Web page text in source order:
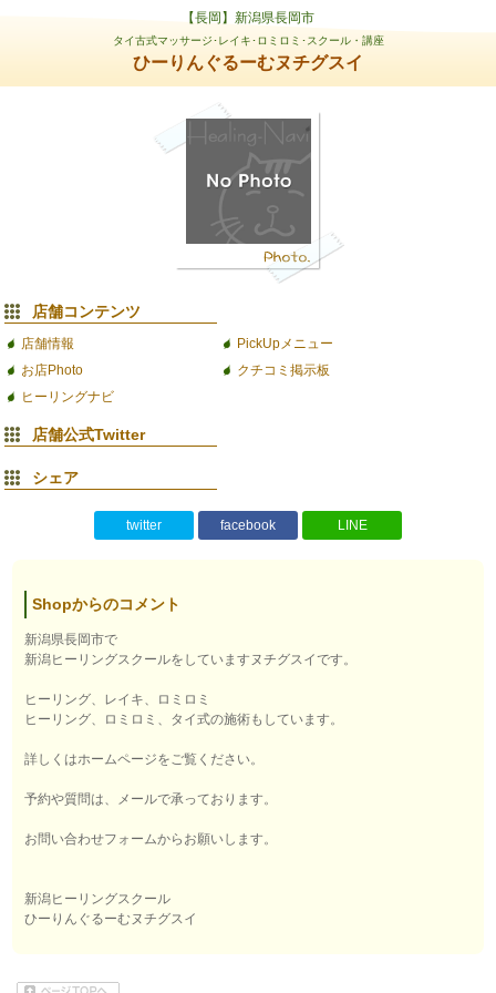
【長岡】新潟県長岡市
タイ古式マッサージ･レイキ･ロミロミ･スクール・講座
ひーりんぐるーむヌチグスイ
店舗コンテンツ
店舗情報
PickUpメニュー
お店Photo
クチコミ掲示板
ヒーリングナビ
店舗公式Twitter
シェア
twitter facebook LINE
Shopからのコメント
新潟県長岡市で
新潟ヒーリングスクールをしていますヌチグスイです。
ヒーリング、レイキ、ロミロミ
ヒーリング、ロミロミ、タイ式の施術もしています。
詳しくはホームページをご覧ください。
予約や質問は、メールで承っております。
お問い合わせフォームからお願いします。
新潟ヒーリングスクール
ひーりんぐるーむヌチグスイ